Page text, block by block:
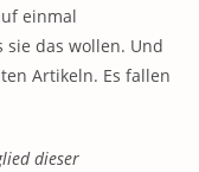
einmal
sie das wollen. Und
Artikeln. Es fallen
dieser